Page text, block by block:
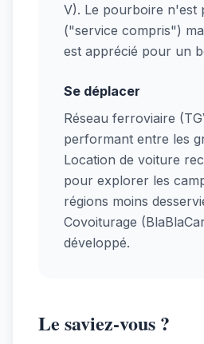
V). Le pourboire n'est
("service compris")
est apprécié pour un
Se déplacer
Réseau ferroviaire
performant entre les
Location de voiture
pour explorer les
régions moins
Covoiturage
développé.
Le saviez-vous ?